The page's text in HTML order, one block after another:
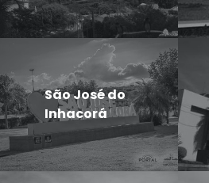
São José do
Inhacorá